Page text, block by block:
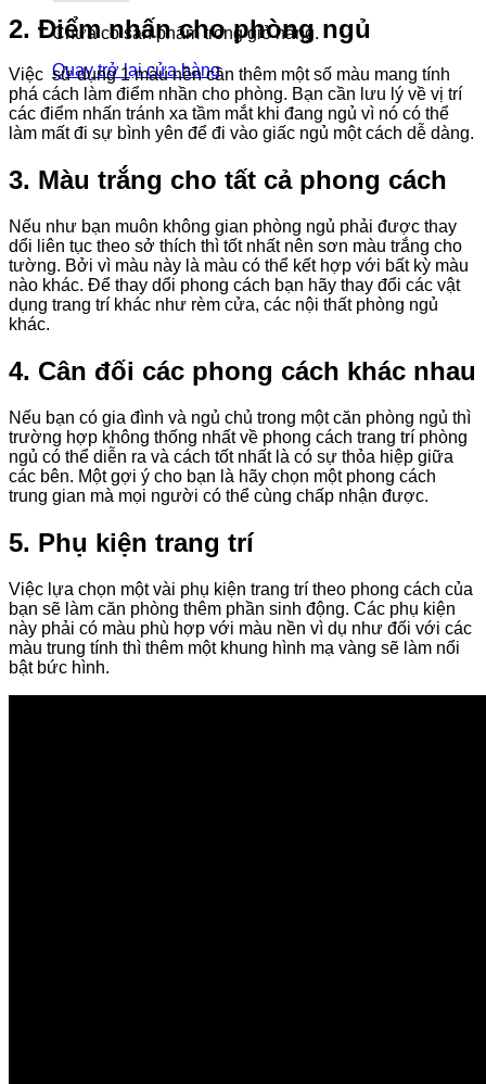
Chưa có sản phẩm trong giỏ hàng.
Quay trở lại cửa hàng
2. Điểm nhấn cho phòng ngủ
Việc sử dụng 1 màu nền cần thêm một số màu mang tính
phá cách làm điểm nhần cho phòng. Bạn cần lưu lý về vị trí
các điểm nhấn tránh xa tầm mắt khi đang ngủ vì nó có thể
làm mất đi sự bình yên để đi vào giấc ngủ một cách dễ dàng.
3. Màu trắng cho tất cả phong cách
Nếu như bạn muôn không gian phòng ngủ phải được thay
dổi liên tục theo sở thích thì tốt nhất nên sơn màu trắng cho
tường. Bởi vì màu này là màu có thể kết hợp với bất kỳ màu
nào khác. Để thay dổi phong cách bạn hãy thay đổi các vật
dụng trang trí khác như rèm cửa, các nội thất phòng ngủ
khác.
4. Cân đối các phong cách khác nhau
Nếu bạn có gia đình và ngủ chủ trong một căn phòng ngủ thì
trường hợp không thống nhất về phong cách trang trí phòng
ngủ có thể diễn ra và cách tốt nhất là có sự thỏa hiệp giữa
các bên. Một gợi ý cho bạn là hãy chọn một phong cách
trung gian mà mọi người có thể cùng chấp nhận được.
5. Phụ kiện trang trí
Việc lựa chọn một vài phụ kiện trang trí theo phong cách của
bạn sẽ làm căn phòng thêm phần sinh động. Các phụ kiện
này phải có màu phù hợp với màu nền vì dụ như đối với các
màu trung tính thì thêm một khung hình mạ vàng sẽ làm nổi
bật bức hình.